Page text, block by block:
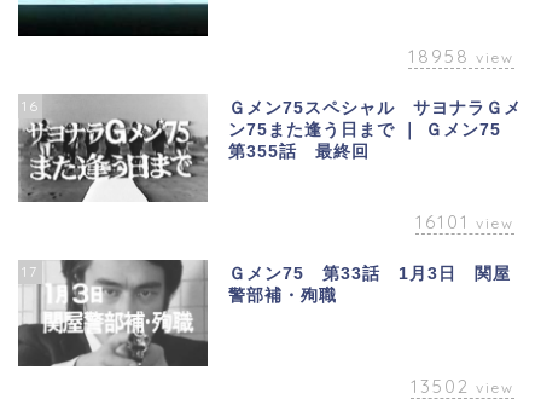
18958 view
16
Ｇメン75スペシャル サヨナラＧメ
ン75また逢う日まで ｜ Ｇメン75
第355話 最終回
16101 view
17
Ｇメン75 第33話 1月3日 関屋
警部補・殉職
13502 view